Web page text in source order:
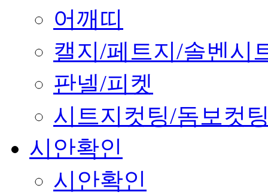
어깨띠
캘지/페트지/솔벤시
판넬/피켓
시트지컷팅/돔보컷
시안확인
시안확인